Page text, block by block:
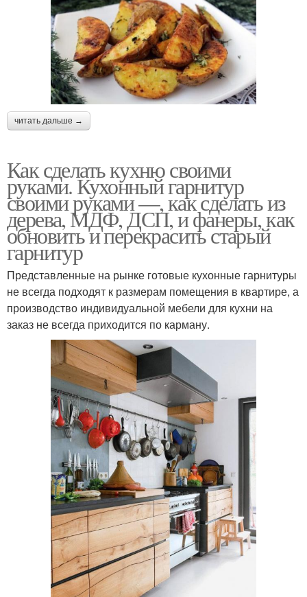
читать дальше →
Как сделать кухню своими
руками. Кухонный гарнитур
своими руками —, как сделать из
дерева, МДФ, ДСП, и фанеры, как
обновить и перекрасить старый
гарнитур
Представленные на рынке готовые кухонные гарнитуры
не всегда подходят к размерам помещения в квартире, а
производство индивидуальной мебели для кухни на
заказ не всегда приходится по карману.